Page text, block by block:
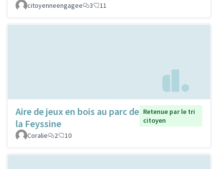
citoyenneengagee 3 11
Aire de jeux en bois au parc de
la Feyssine
Retenue par le tri
citoyen
Coralie
2 10